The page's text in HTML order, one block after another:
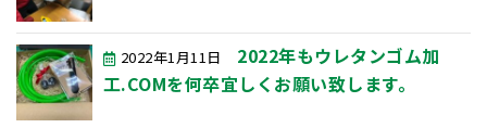
2022年1月11日
2022年もウレタンゴム加
工.COMを何卒宜しくお願い致します。